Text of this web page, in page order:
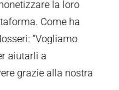
la loro
Come ha
“Vogliamo
aiutarli a
grazie alla nostra